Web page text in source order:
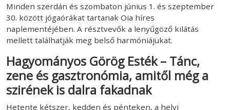
Minden szerdán és szombaton június 1. és szeptember
30. között jógaórákat tartanak Oia híres
naplementéjében. A résztvevők a lenyűgöző kilátás
mellett találhatják meg belső harmóniájukat.
Hagyományos Görög Esték – Tánc,
zene és gasztronómia, amitől még a
szirének is dalra fakadnak
Hetente kétszer, kedden és pénteken, a helyi